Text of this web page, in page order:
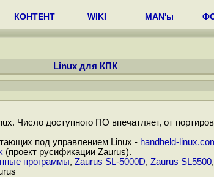
КОНТЕНТ WIKI MAN'ы
Linux для КПК
Число доступного ПО впечатляет, от
под управлением Linux - handheld-
(проект русификации Zaurus).
программы, Zaurus SL-5000D, Zaurus SL5500,